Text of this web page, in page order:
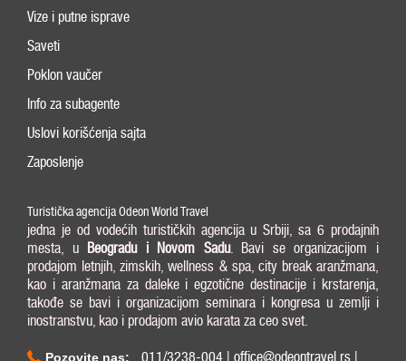
Vize i putne isprave
Saveti
Poklon vaučer
Info za subagente
Uslovi korišćenja sajta
Zaposlenje
Turistička agencija Odeon World Travel
jedna je od vodećih turističkih agencija u Srbiji, sa 6 prodajnih
mesta, u Beogradu i Novom Sadu. Bavi se organizacijom i
prodajom letnjih, zimskih, wellness & spa, city break aranžmana,
kao i aranžmana za daleke i egzotične destinacije i krstarenja,
takođe se bavi i organizacijom seminara i kongresa u zemlji i
inostranstvu, kao i prodajom avio karata za ceo svet.
Pozovite nas: 011/3238-004 | office@odeontravel.rs |